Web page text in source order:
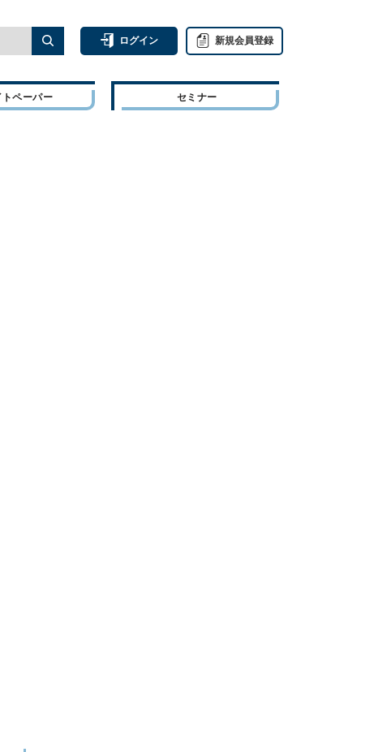
ログイン 新規会員登録
トペーパー セミナー